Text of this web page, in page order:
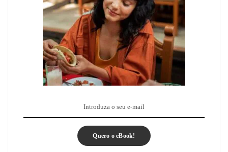
Quero o eBook!